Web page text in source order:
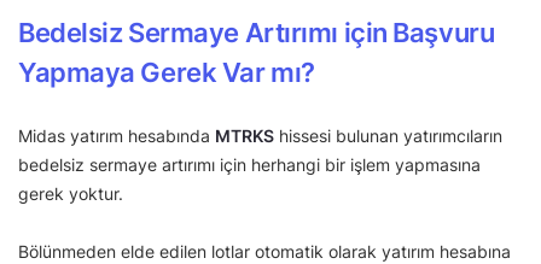
Bedelsiz Sermaye Artırımı için Başvuru
Yapmaya Gerek Var mı?
Midas yatırım hesabında MTRKS hissesi bulunan yatırımcıların
bedelsiz sermaye artırımı için herhangi bir işlem yapmasına
gerek yoktur.
Bölünmeden elde edilen lotlar otomatik olarak yatırım hesabına